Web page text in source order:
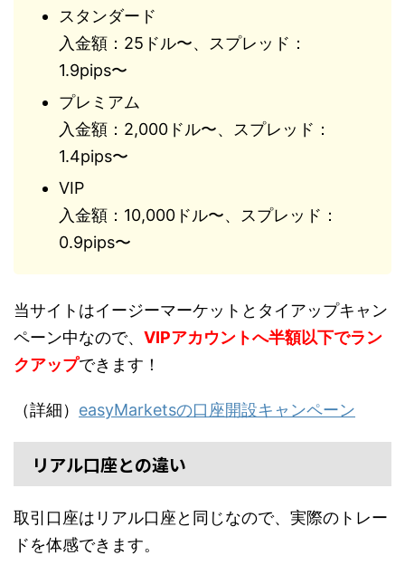
スタンダード
入金額：25ドル〜、スプレッド：
1.9pips〜
プレミアム
入金額：2,000ドル〜、スプレッド：
1.4pips〜
VIP
入金額：10,000ドル〜、スプレッド：
0.9pips〜
当サイトはイージーマーケットとタイアップキャン
ペーン中なので、 VIPアカウントへ半額以下でラン
クアップできます！
（詳細） easyMarketsの口座開設キャンペーン
リアル口座との違い
取引口座はリアル口座と同じなので、実際のトレー
ドを体感できます。